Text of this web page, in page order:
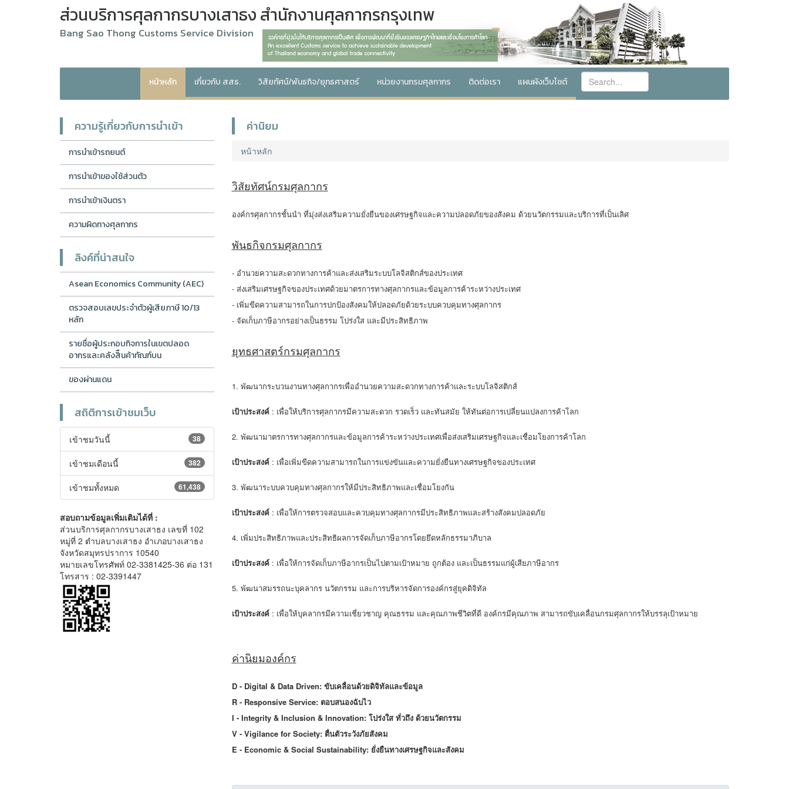
ส่วนบริการศุลกากรบางเสาธง สำนักงานศุลกากรกรุงเทพ
Bang Sao Thong Customs Service Division
หน้าหลัก เกี่ยวกับ สสธ. วิสัยทัศน์/พันธกิจ/ยุทธศาสตร์ หน่วยงานกรมศุลกากร ติดต่อเรา แผนผังเว็บไซต์
ความรู้เกี่ยวกับการนำเข้า
การนำเข้ารถยนต์
การนำเข้าของใช้ส่วนตัว
การนำเข้าเงินตรา
ความผิดทางศุลกากร
ลิงค์ที่น่าสนใจ
Asean Economics Community (AEC)
ตรวจสอบเลขประจำตัวผู้เสียภาษี 10/13
หลัก
รายชื่อผู้ประกอบกิจการในเขตปลอด
อากรและคลังสิืนค้าทัณฑ์บน
ของผ่านแดน
สถิติการเข้าชมเว็บ
38
เข้าชมวันนี้
382
เข้าชมเดือนนี้
61,438
เข้าชมทั้งหมด
สอบถามข้อมูลเพิ่มเติมได้ที่ :
ส่วนบริการศุลกากรบางเสาธง เลขที่ 102
หมู่ที่ 2 ตำบลบางเสาธง อำเภอบางเสาธง
จังหวัดสมุทรปราการ 10540
หมายเลขโทรศัพท์ 02-3381425-36 ต่อ 131
โทรสาร : 02-3391447
ค่านิยม
หน้าหลัก
วิสัยทัศน์กรมศุลกากร
องค์กรศุลกากรชั้นนำ ที่มุ่งส่งเสริมความยั่งยืนของเศรษฐกิจและความปลอดภัยของสังคม ด้วยนวัตกรรมและบริการที่เป็นเลิศ
พันธกิจกรมศุลกากร
- อำนวยความสะดวกทางการค้าและส่งเสริมระบบโลจิสติกส์ของประเทศ
- ส่งเสริมเศรษฐกิจของประเทศด้วยมาตรการทางศุลกากรและข้อมูลการค้าระหว่างประเทศ
- เพิ่มขีดความสามารถในการปกป้องสังคมให้ปลอดภัยด้วยระบบควบคุมทางศุลกากร
- จัดเก็บภาษีอากรอย่างเป็นธรรม โปร่งใส และมีประสิทธิภาพ
ยุทธศาสตร์กรมศุลกากร
1. พัฒนากระบวนงานทางศุลกากรเพื่ออำนวยความสะดวกทางการค้าและระบบโลจิสติกส์
เป้าประสงค์: เพื่อให้บริการศุลกากรมีความสะดวก รวดเร็ว และทันสมัย ให้ทันต่อการเปลี่ยนแปลงการค้าโลก
2. พัฒนามาตรการทางศุลกากรและข้อมูลการค้าระหว่างประเทศเพื่อส่งเสริมเศรษฐกิจและเชื่อมโยงการค้าโลก
เป้าประสงค์: เพื่อเพิ่มขีดความสามารถในการแข่งขันและความยั่งยืนทางเศรษฐกิจของประเทศ
3. พัฒนาระบบควบคุมทางศุลกากรให้มีประสิทธิภาพและเชื่อมโยงกัน
เป้าประสงค์: เพื่อให้การตรวจสอบและควบคุมทางศุลกากรมีประสิทธิภาพและสร้างสังคมปลอดภัย
4. เพิ่มประสิทธิภาพและประสิทธิผลการจัดเก็บภาษีอากรโดยยึดหลักธรรมาภิบาล
เป้าประสงค์: เพื่อให้การจัดเก็บภาษีอากรเป็นไปตามเป้าหมาย ถูกต้อง และเป็นธรรมแก่ผู้เสียภาษีอากร
5. พัฒนาสมรรถนะบุคลากร นวัตกรรม และการบริหารจัดการองค์กรสู่ยุคดิจิทัล
เป้าประสงค์: เพื่อให้บุคลากรมีความเชี่ยวชาญ คุณธรรม และคุณภาพชีวิตที่ดี องค์กรมีคุณภาพ สามารถขับเคลื่อนกรมศุลกากรให้บรรลุเป้าหมาย
ค่านิยมองค์กร
D - Digital & Data Driven: ขับเคลื่อนด้วยดิจิทัลและข้อมูล
R - Responsive Service: ตอบสนองฉับไว
I - Integrity & Inclusion & Innovation: โปร่งใส ทั่วถึง ด้วยนวัตกรรม
V - Vigilance for Society: ตื่นตัวระวังภัยสังคม
E - Economic & Social Sustainability: ยั่งยืนทางเศรษฐกิจและสังคม